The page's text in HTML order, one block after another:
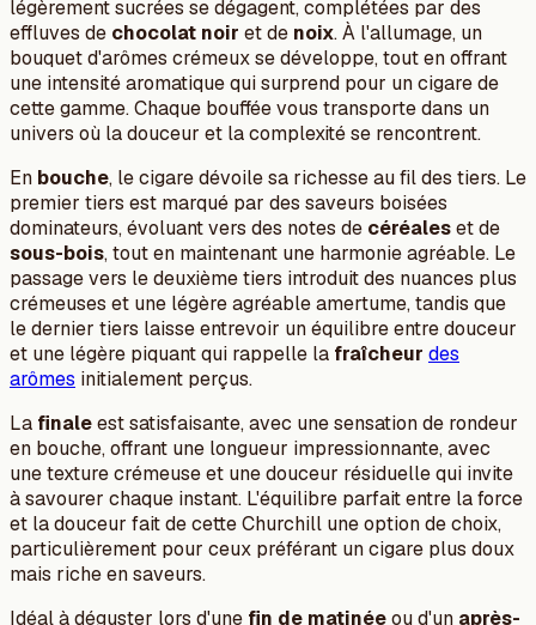
légèrement sucrées se dégagent, complétées par des
effluves de chocolat noir et de noix. À l'allumage, un
bouquet d'arômes crémeux se développe, tout en offrant
une intensité aromatique qui surprend pour un cigare de
cette gamme. Chaque bouffée vous transporte dans un
univers où la douceur et la complexité se rencontrent.
En bouche, le cigare dévoile sa richesse au fil des tiers. Le
premier tiers est marqué par des saveurs boisées
dominateurs, évoluant vers des notes de céréaleset de
sous-bois, tout en maintenant une harmonie agréable. Le
passage vers le deuxième tiers introduit des nuances plus
crémeuses et une légère agréable amertume, tandis que
le dernier tiers laisse entrevoir un équilibre entre douceur
et une légère piquant qui rappelle la fraîcheur des
arômes initialement perçus.
La finaleest satisfaisante, avec une sensation de rondeur
en bouche, offrant une longueur impressionnante, avec
une texture crémeuse et une douceur résiduelle qui invite
à savourer chaque instant. L'équilibre parfait entre la force
et la douceur fait de cette Churchill une option de choix,
particulièrement pour ceux préférant un cigare plus doux
mais riche en saveurs.
Idéal à déguster lors d'une fin de matinéeou d'un après-